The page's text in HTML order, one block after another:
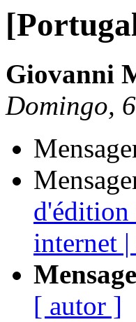
Giovanni
Domingo,
d'édition
internet
[ autor ]